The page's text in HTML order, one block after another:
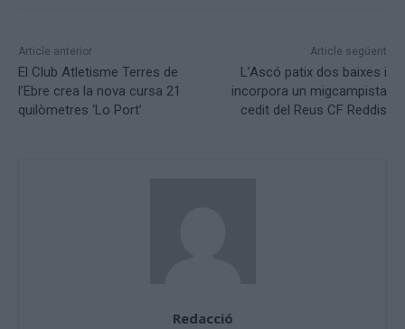
Article anterior
El Club Atletisme Terres de
l’Ebre crea la nova cursa 21
quilòmetres ‘Lo Port’
Article següent
L’Ascó patix dos baixes i
incorpora un migcampista
cedit del Reus CF Reddis
Redacció